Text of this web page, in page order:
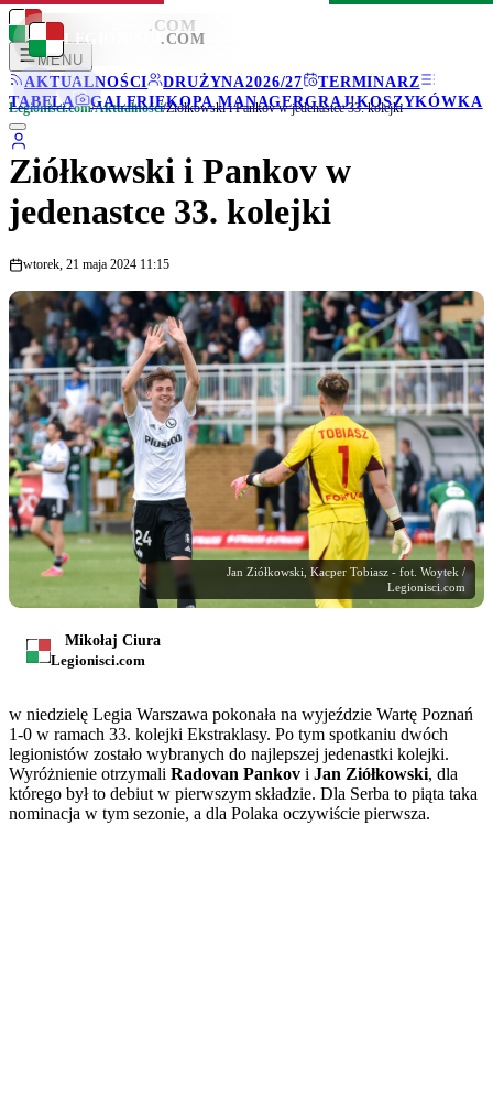
LEGIONISCI .COM
MENU
AKTUALNOŚCI
DRUŻYNA2026/27
TERMINARZ
TABELA
GALERIEKOPA MANAGERGRAJ!KOSZYKÓWKA
LEGIONISCI .COM
Legionisci.com/Aktualności/Ziółkowski i Pankov w jedenastce 33. kolejki
Ziółkowski i Pankov w
jedenastce 33. kolejki
wtorek, 21 maja 2024 11:15
Jan Ziółkowski, Kacper Tobiasz - fot. Woytek /
Legionisci.com
Mikołaj Ciura
Legionisci.com
w niedzielę Legia Warszawa pokonała na wyjeździe Wartę Poznań
1-0 w ramach 33. kolejki Ekstraklasy. Po tym spotkaniu dwóch
legionistów zostało wybranych do najlepszej jedenastki kolejki.
Wyróżnienie otrzymali Radovan Pankov i Jan Ziółkowski, dla
którego był to debiut w pierwszym składzie. Dla Serba to piąta taka
nominacja w tym sezonie, a dla Polaka oczywiście pierwsza.